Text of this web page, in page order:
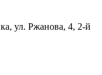
ул. Ржанова, 4, 2-й